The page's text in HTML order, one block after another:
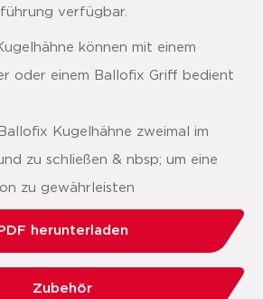
verfügbar.
können mit einem
oder einem Ballofix Griff bedient
Kugelhähne zweimal im
zu schließen & nbsp; um eine
zu gewährleisten
PDF herunterladen
Zubehör